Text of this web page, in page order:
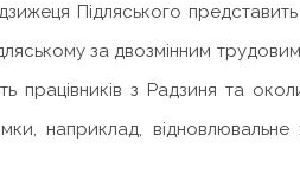
Підляського
за двозмінним
працівників з Радзиня та
наприклад, відновлювальне